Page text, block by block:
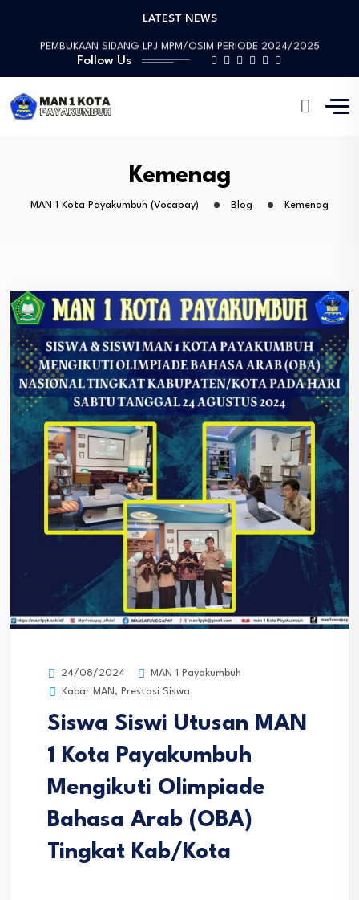
LATEST NEWS
Prestasi Luar Biasa, Devon Haziman Peraih “Medali…
PEMBUKAAN SIDANG LPJ MPM/OSIM PERIODE 2024/2025
Sosialisasi Mitigasi Bencana dan Penandatanganan MoU
Tinjauan Lapangan Pengelolaan Sampah
Sosialisasi Mitigasi Bencana dan Penandatanganan MoU
Follow Us
Kemenag
MAN 1 Kota Payakumbuh (Vocapay) Blog Kemenag
24/08/2024
MAN 1 Payakumbuh
Kabar MAN , Prestasi Siswa
Siswa Siswi Utusan MAN
1 Kota Payakumbuh
Mengikuti Olimpiade
Bahasa Arab (OBA)
Tingkat Kab/Kota